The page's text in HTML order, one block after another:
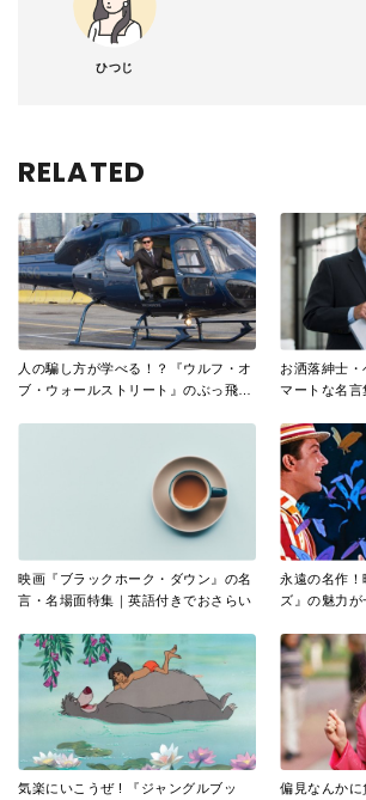
ひつじ
RELATED
人の騙し方が学べる！？『ウルフ・オ
ブ・ウォールストリート』のぶっ飛ん
お洒落紳士・
マートな名言
映画『ブラックホーク・ダウン』の名
言・名場面特集｜英語付きでおさらい
永遠の名作！
ズ』の魅力が
気楽にいこうぜ ! 『ジャングルブッ
偏見なんかに